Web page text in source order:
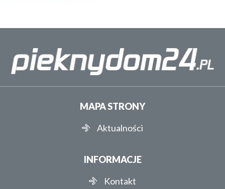
MAPA STRONY
Aktualności
INFORMACJE
Kontakt